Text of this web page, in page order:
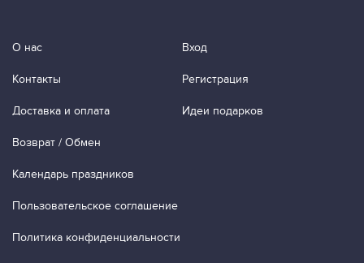
О нас
Контакты
Доставка и оплата
Возврат / Обмен
Календарь праздников
Пользовательское соглашение
Политика конфиденциальности
Вход
Регистрация
Идеи подарков